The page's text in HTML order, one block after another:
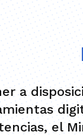
a
el